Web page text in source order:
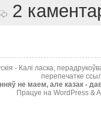
2
- Калі ласка,
перепечатке
не маем, але казак -
Працуе на WordPress &